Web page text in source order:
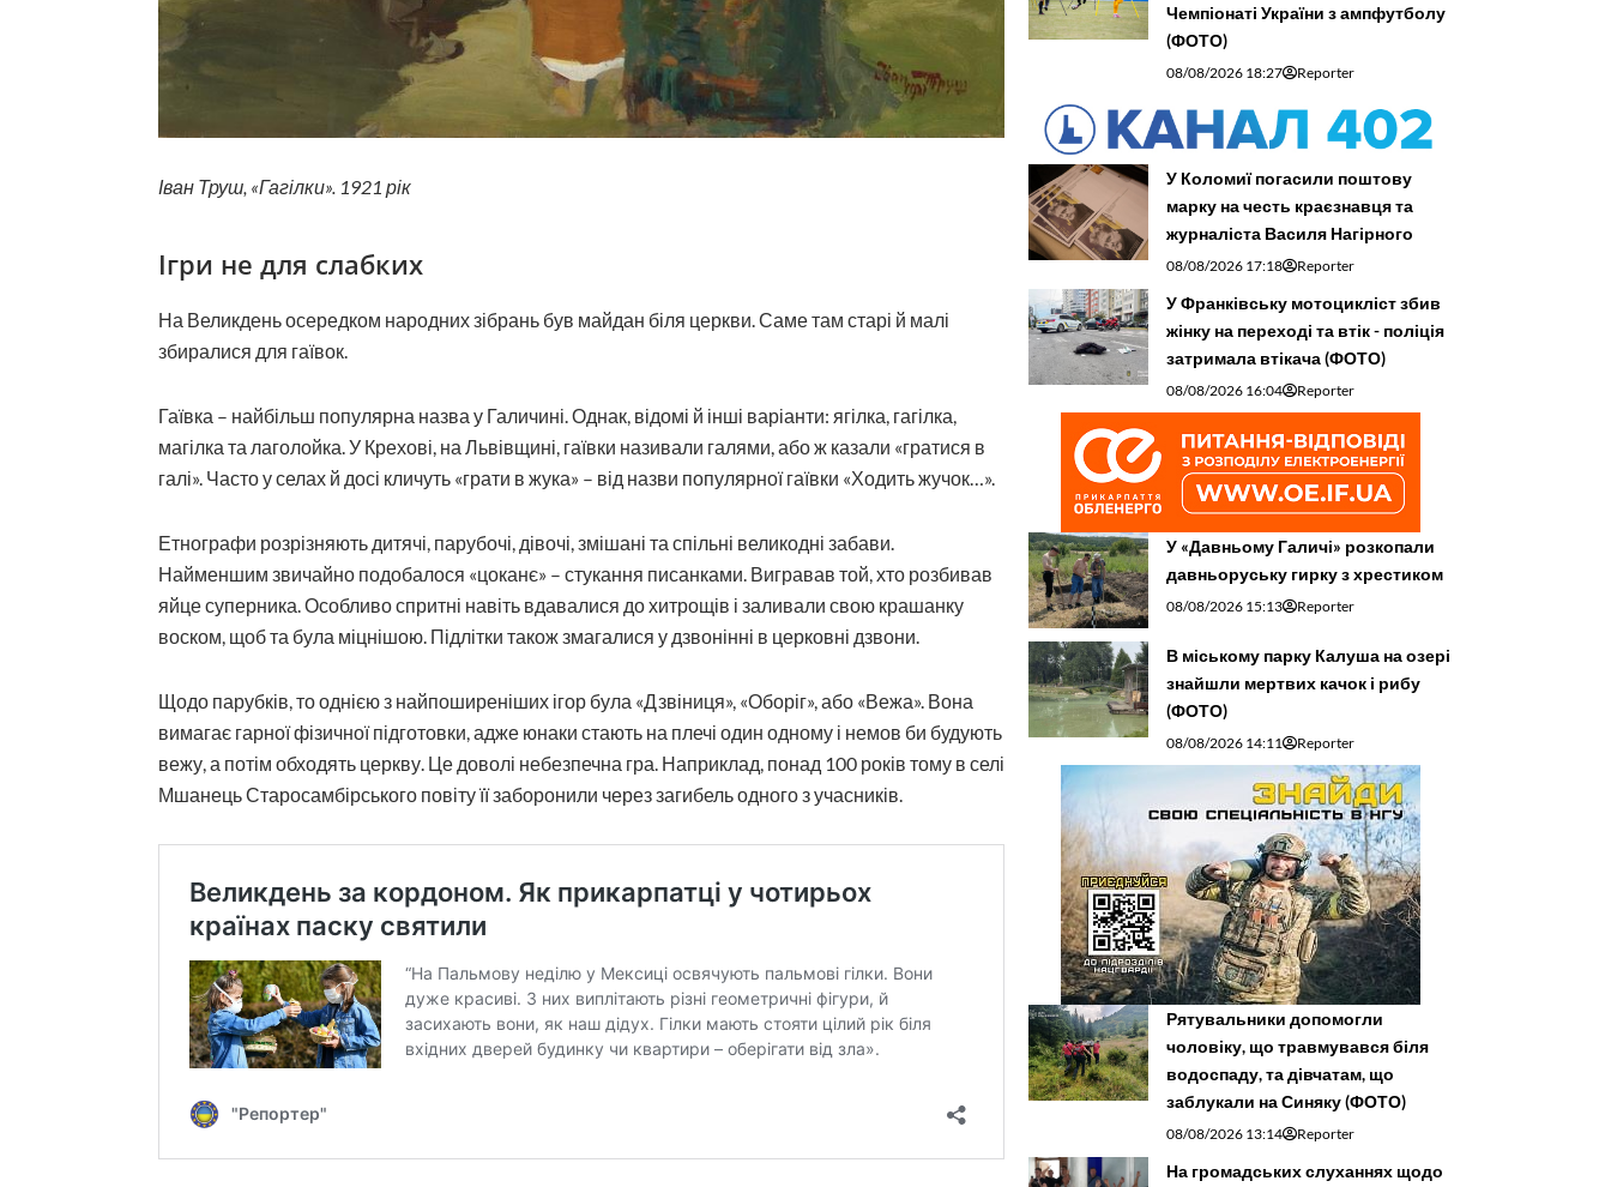
Іван Труш, «Гагілки». 1921 рік
Ігри не для слабких
На Великдень осередком народних зіб­рань був майдан біля церкви. Саме там старі й малі
збиралися для гаївок.
Гаївка – найбільш популярна назва у Галичині. Однак, відомі й інші варіанти: ягілка, гагілка,
магілка та лаголойка. У Крехові, на Львівщині, гаївки називали галями, або ж казали «гратися в
галі». Часто у селах й досі кличуть «грати в жука» – від назви популярної гаївки «Ходить жучок…».
Етнографи розрізняють дитячі, парубочі, дівочі, змішані та спільні великодні забави.
Найменшим звичайно подобалося «цоканє» – стукання писанками. Вигравав той, хто розбивав
яйце суперника. Особливо спритні навіть вдавалися до хитрощів і заливали свою крашанку
воском, щоб та була міцнішою. Підлітки також змагалися у дзвонінні в церковні дзвони.
Щодо парубків, то однією з найпоширеніших ігор була «Дзвіниця», «Оборіг», або «Вежа». Вона
вимагає гарної фізичної підготовки, адже юнаки стають на плечі один одному і немов би будують
вежу, а потім обходять церкву. Це доволі небезпечна гра. Наприклад, понад 100 років тому в селі
Мшанець Старосамбірського повіту її заборонили через загибель одного з учасників.
Чемпіонаті України з ампфутболу
(ФОТО)
08/08/2026 18:27 Reporter
У Коломиї погасили поштову
марку на честь краєзнавця та
журналіста Василя Нагірного
08/08/2026 17:18 Reporter
У Франківську мотоцикліст збив
жінку на переході та втік - поліція
затримала втікача (ФОТО)
08/08/2026 16:04 Reporter
У «Давньому Галичі» розкопали
давньоруську гирку з хрестиком
08/08/2026 15:13 Reporter
В міському парку Калуша на озері
знайшли мертвих качок і рибу
(ФОТО)
08/08/2026 14:11 Reporter
Рятувальники допомогли
чоловіку, що травмувався біля
водоспаду, та дівчатам, що
заблукали на Синяку (ФОТО)
08/08/2026 13:14 Reporter
На громадських слуханнях щодо